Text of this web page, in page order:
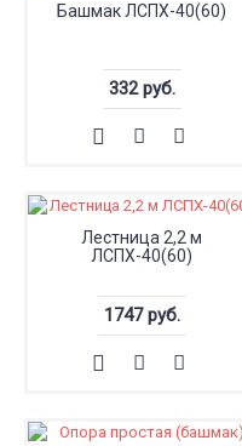
Башмак ЛСПХ-40(60)
332 руб.
Лестница 2,2 м
ЛСПХ-40(60)
1747 руб.